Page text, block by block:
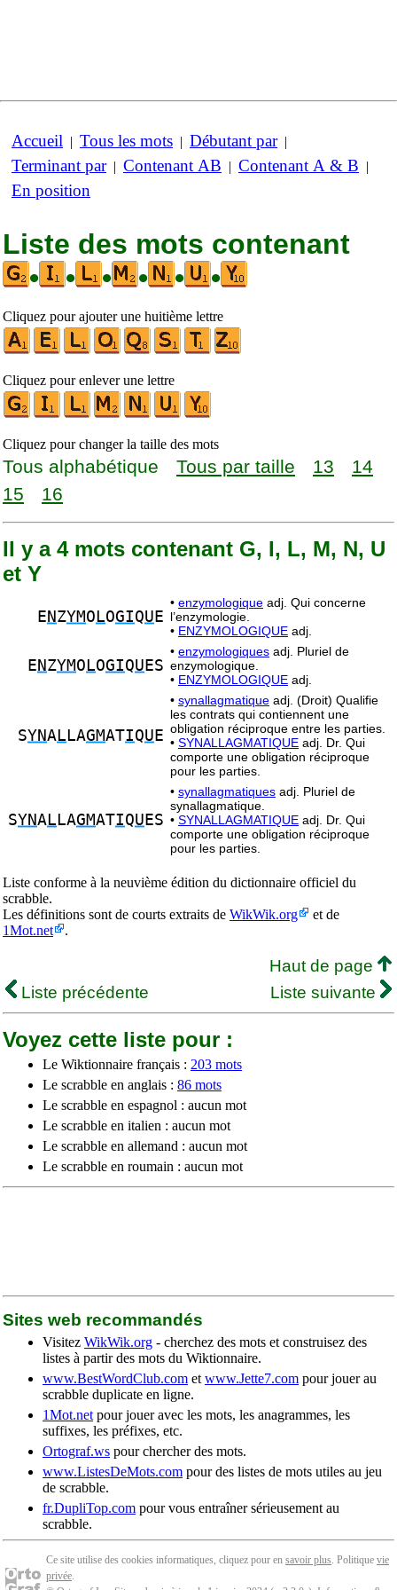
Accueil | Tous les mots | Débutant par|
Terminant par| Contenant AB | Contenant A & B |
En position
Liste des mots contenant
•
• • • • •
Cliquez pour ajouter une huitième lettre
Cliquez pour enlever une lettre
Cliquez pour changer la taille des mots
Tous alphabétique Tous par taille 13
14
15
16
Il y a 4 mots contenant G, I, L, M, N, U
et Y
E N ZYMO LOGIQU E
• enzymologique adj. Qui concerne
l’enzymologie.
• ENZYMOLOGIQUE adj.
E N ZYMO LOGIQU ES
• enzymologiques adj. Pluriel de
enzymologique.
• ENZYMOLOGIQUE adj.
SYNAL LAGMATIQU E
• synallagmatique adj. (Droit) Qualifie
les contrats qui contiennent une
obligation réciproque entre les parties.
• SYNALLAGMATIQUE adj. Dr. Qui
comporte une obligation réciproque
pour les parties.
SYNAL LAGMATIQU ES
• synallagmatiques adj. Pluriel de
synallagmatique.
• SYNALLAGMATIQUE adj. Dr. Qui
comporte une obligation réciproque
pour les parties.
Liste conforme à la neuvième édition du dictionnaire officiel du
scrabble.
Les définitions sont de courts extraits de WikWik.org
et de
1Mot.net
.
Haut de page
Liste précédente
Liste suivante
Voyez cette liste pour :
Le Wiktionnaire français : 203 mots
Le scrabble en anglais : 86 mots
Le scrabble en espagnol : aucun mot
Le scrabble en italien : aucun mot
Le scrabble en allemand : aucun mot
Le scrabble en roumain : aucun mot
Sites web recommandés
Visitez WikWik.org - cherchez des mots et construisez des
listes à partir des mots du Wiktionnaire.
www.BestWordClub.com et www.Jette7.com pour jouer au
scrabble duplicate en ligne.
1Mot.net pour jouer avec les mots, les anagrammes, les
suffixes, les préfixes, etc.
Ortograf.ws pour chercher des mots.
www.ListesDeMots.com pour des listes de mots utiles au jeu
de scrabble.
fr.DupliTop.com pour vous entraîner sérieusement au
scrabble.
Ce site utilise des cookies informatiques, cliquez pour en savoir plus. Politique vie
privée.